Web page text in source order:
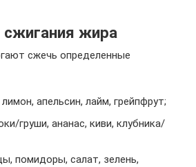
жира
сжечь определенные
апельсин, лайм, грейпфрут;
груши, ананас, киви, клубника/
помидоры, салат, зелень,